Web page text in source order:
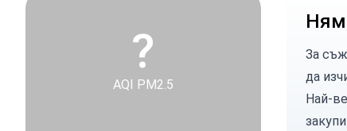
?
AQI PM2.5
За
да
Най-